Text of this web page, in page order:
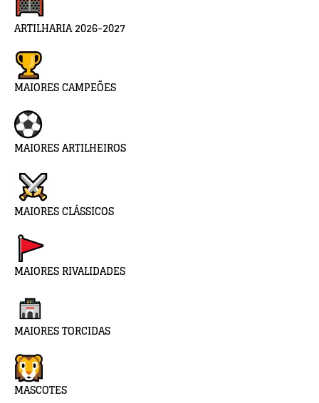
ARTILHARIA 2026-2027
MAIORES CAMPEÕES
MAIORES ARTILHEIROS
MAIORES CLÁSSICOS
MAIORES RIVALIDADES
MAIORES TORCIDAS
MASCOTES